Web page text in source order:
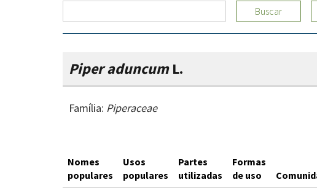
Buscar
Piper aduncumL.
Família: Piperaceae
Nomes
populares
Usos
populares
Partes
utilizadas
Formas
de uso